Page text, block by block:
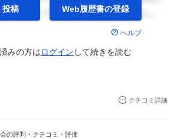
投稿 Web履歴書の登録
ヘルプ
みの方はログイン して続きを読む
クチコミ詳細
の評判・クチコミ・評価